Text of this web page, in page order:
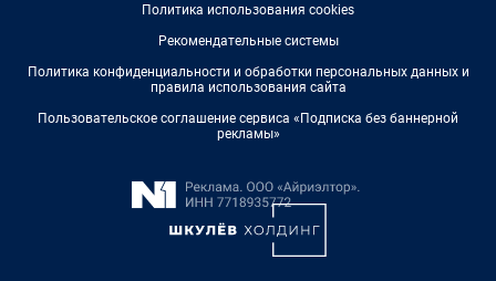
Политика использования cookies
Рекомендательные системы
Политика конфиденциальности и обработки персональных данных и
правила использования сайта
Пользовательское соглашение сервиса «Подписка без баннерной
рекламы»